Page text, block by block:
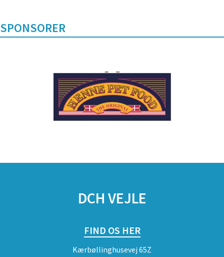
SPONSORER
DCH VEJLE
FIND OS HER
Kærbøllinghusevej 65Z